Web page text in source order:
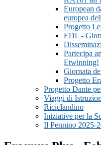
European
europea
Progetto
EDL -
Partecipa
Etwinning!
Giornata
Progetto
Progetto Dante
Viaggi di
Riciclandino
Iniziative per la
Il Pennino 2025-